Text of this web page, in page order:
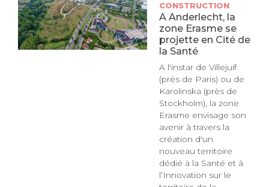
CONSTRUCTION
A Anderlecht, la
zone Erasme se
projette en Cité de
la Santé
A l'instar de Villejuif
(près de Paris) ou de
Karolinska (près de
Stockholm), la zone
Erasme envisage son
avenir à travers la
création d'un
nouveau territoire
dédié à la Santé et à
l’Innovation sur le